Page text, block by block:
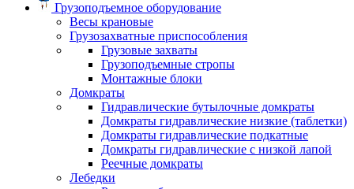
Грузоподъемное оборудование
Весы крановые
Грузозахватные приспособления
Грузовые захваты
Грузоподъемные стропы
Монтажные блоки
Домкраты
Гидравлические бутылочные домкраты
Домкраты гидравлические низкие (таблетки)
Домкраты гидравлические подкатные
Домкраты гидравлические с низкой лапой
Реечные домкраты
Лебедки